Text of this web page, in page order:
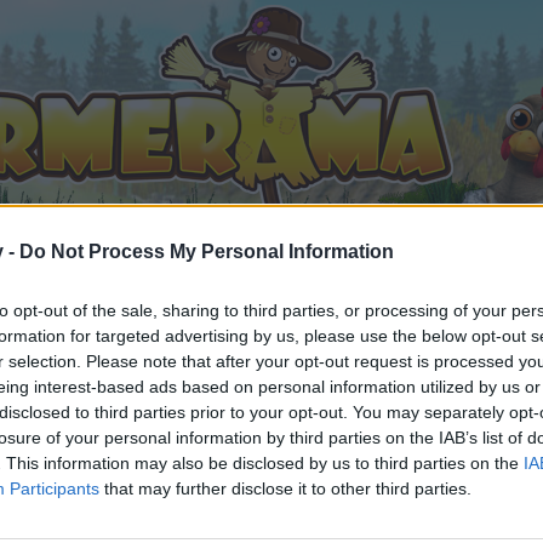
- Do Not Process My Personal Information
opt-out of the sale, sharing to third parties, or processing of your
for targeted advertising by us, please use the below opt-out
selection. Please note that after your opt-out request is processed
interest-based ads based on personal information utilized by us
to third parties prior to your opt-out. You may separately
of your personal information by third parties on the IAB’s list of
This information may also be disclosed by us to third parties on the
Participants that may further disclose it to other third parties.
die Marktgeier starten wieder durch (9) >>>
gefällt
teilnehmen oder eigene Themen starten möchtest,